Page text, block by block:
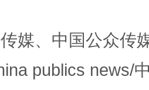
身衣” 如何以
媒、中国公众传
publics news/